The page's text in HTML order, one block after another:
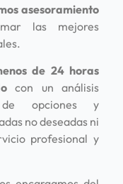
asesoramiento
las mejores
de 24 horas
con un análisis
de opciones y
no deseadas ni
profesional y